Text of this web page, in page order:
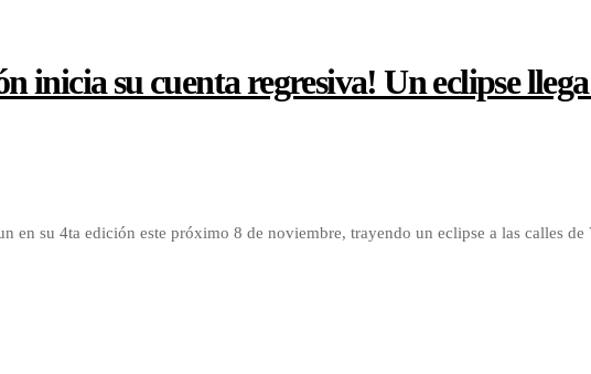
inicia su cuenta regresiva! Un eclipse llega
en su 4ta edición este próximo 8 de noviembre, trayendo un eclipse a las calles